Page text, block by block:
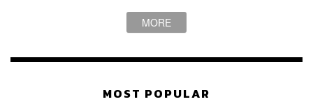
ABOUT THE AUTHOR
Content Creator กองบรรณาธิการข่าว THE
MORE
MOST POPULAR